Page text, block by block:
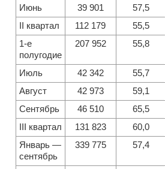
Июнь
39 901 57,5
II квартал
112 179 55,5
1-е
полугодие
207 952 55,8
Июль 42 342 55,7
Август
42 973 59,1
Сентябрь
46 510 65,5
III квартал
131 823 60,0
Январь —
сентябрь
339 775 57,4